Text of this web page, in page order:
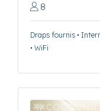
8
Draps fournis •
• WiFi